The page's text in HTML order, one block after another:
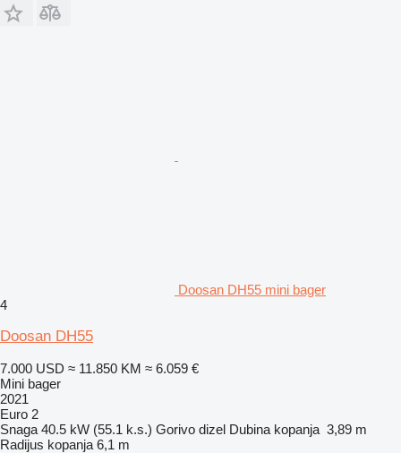
Doosan DH55 mini bager
4
Doosan DH55
7.000 USD ≈ 11.850 KM ≈ 6.059 €
Mini bager
2021
Euro 2
Snaga 40.5 kW (55.1 k.s.) Gorivo dizel Dubina kopanja 3,89 m
Radijus kopanja 6,1 m